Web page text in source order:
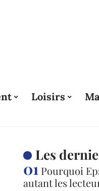
Loisirs
Les
Pourquoi
autant les